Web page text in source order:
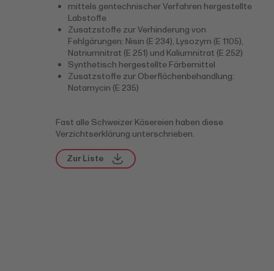
mittels gentechnischer Verfahren hergestellte
Labstoffe
Zusatzstoffe zur Verhinderung von
Fehlgärungen: Nisin (E 234), Lysozym (E 1105),
Natriumnitrat (E 251) und Kaliumnitrat (E 252)
Synthetisch hergestellte Färbemittel
Zusatzstoffe zur Oberflächenbehandlung:
Natamycin (E 235)
Fast alle Schweizer Käsereien haben diese
Verzichtserklärung unterschrieben.
Zur Liste